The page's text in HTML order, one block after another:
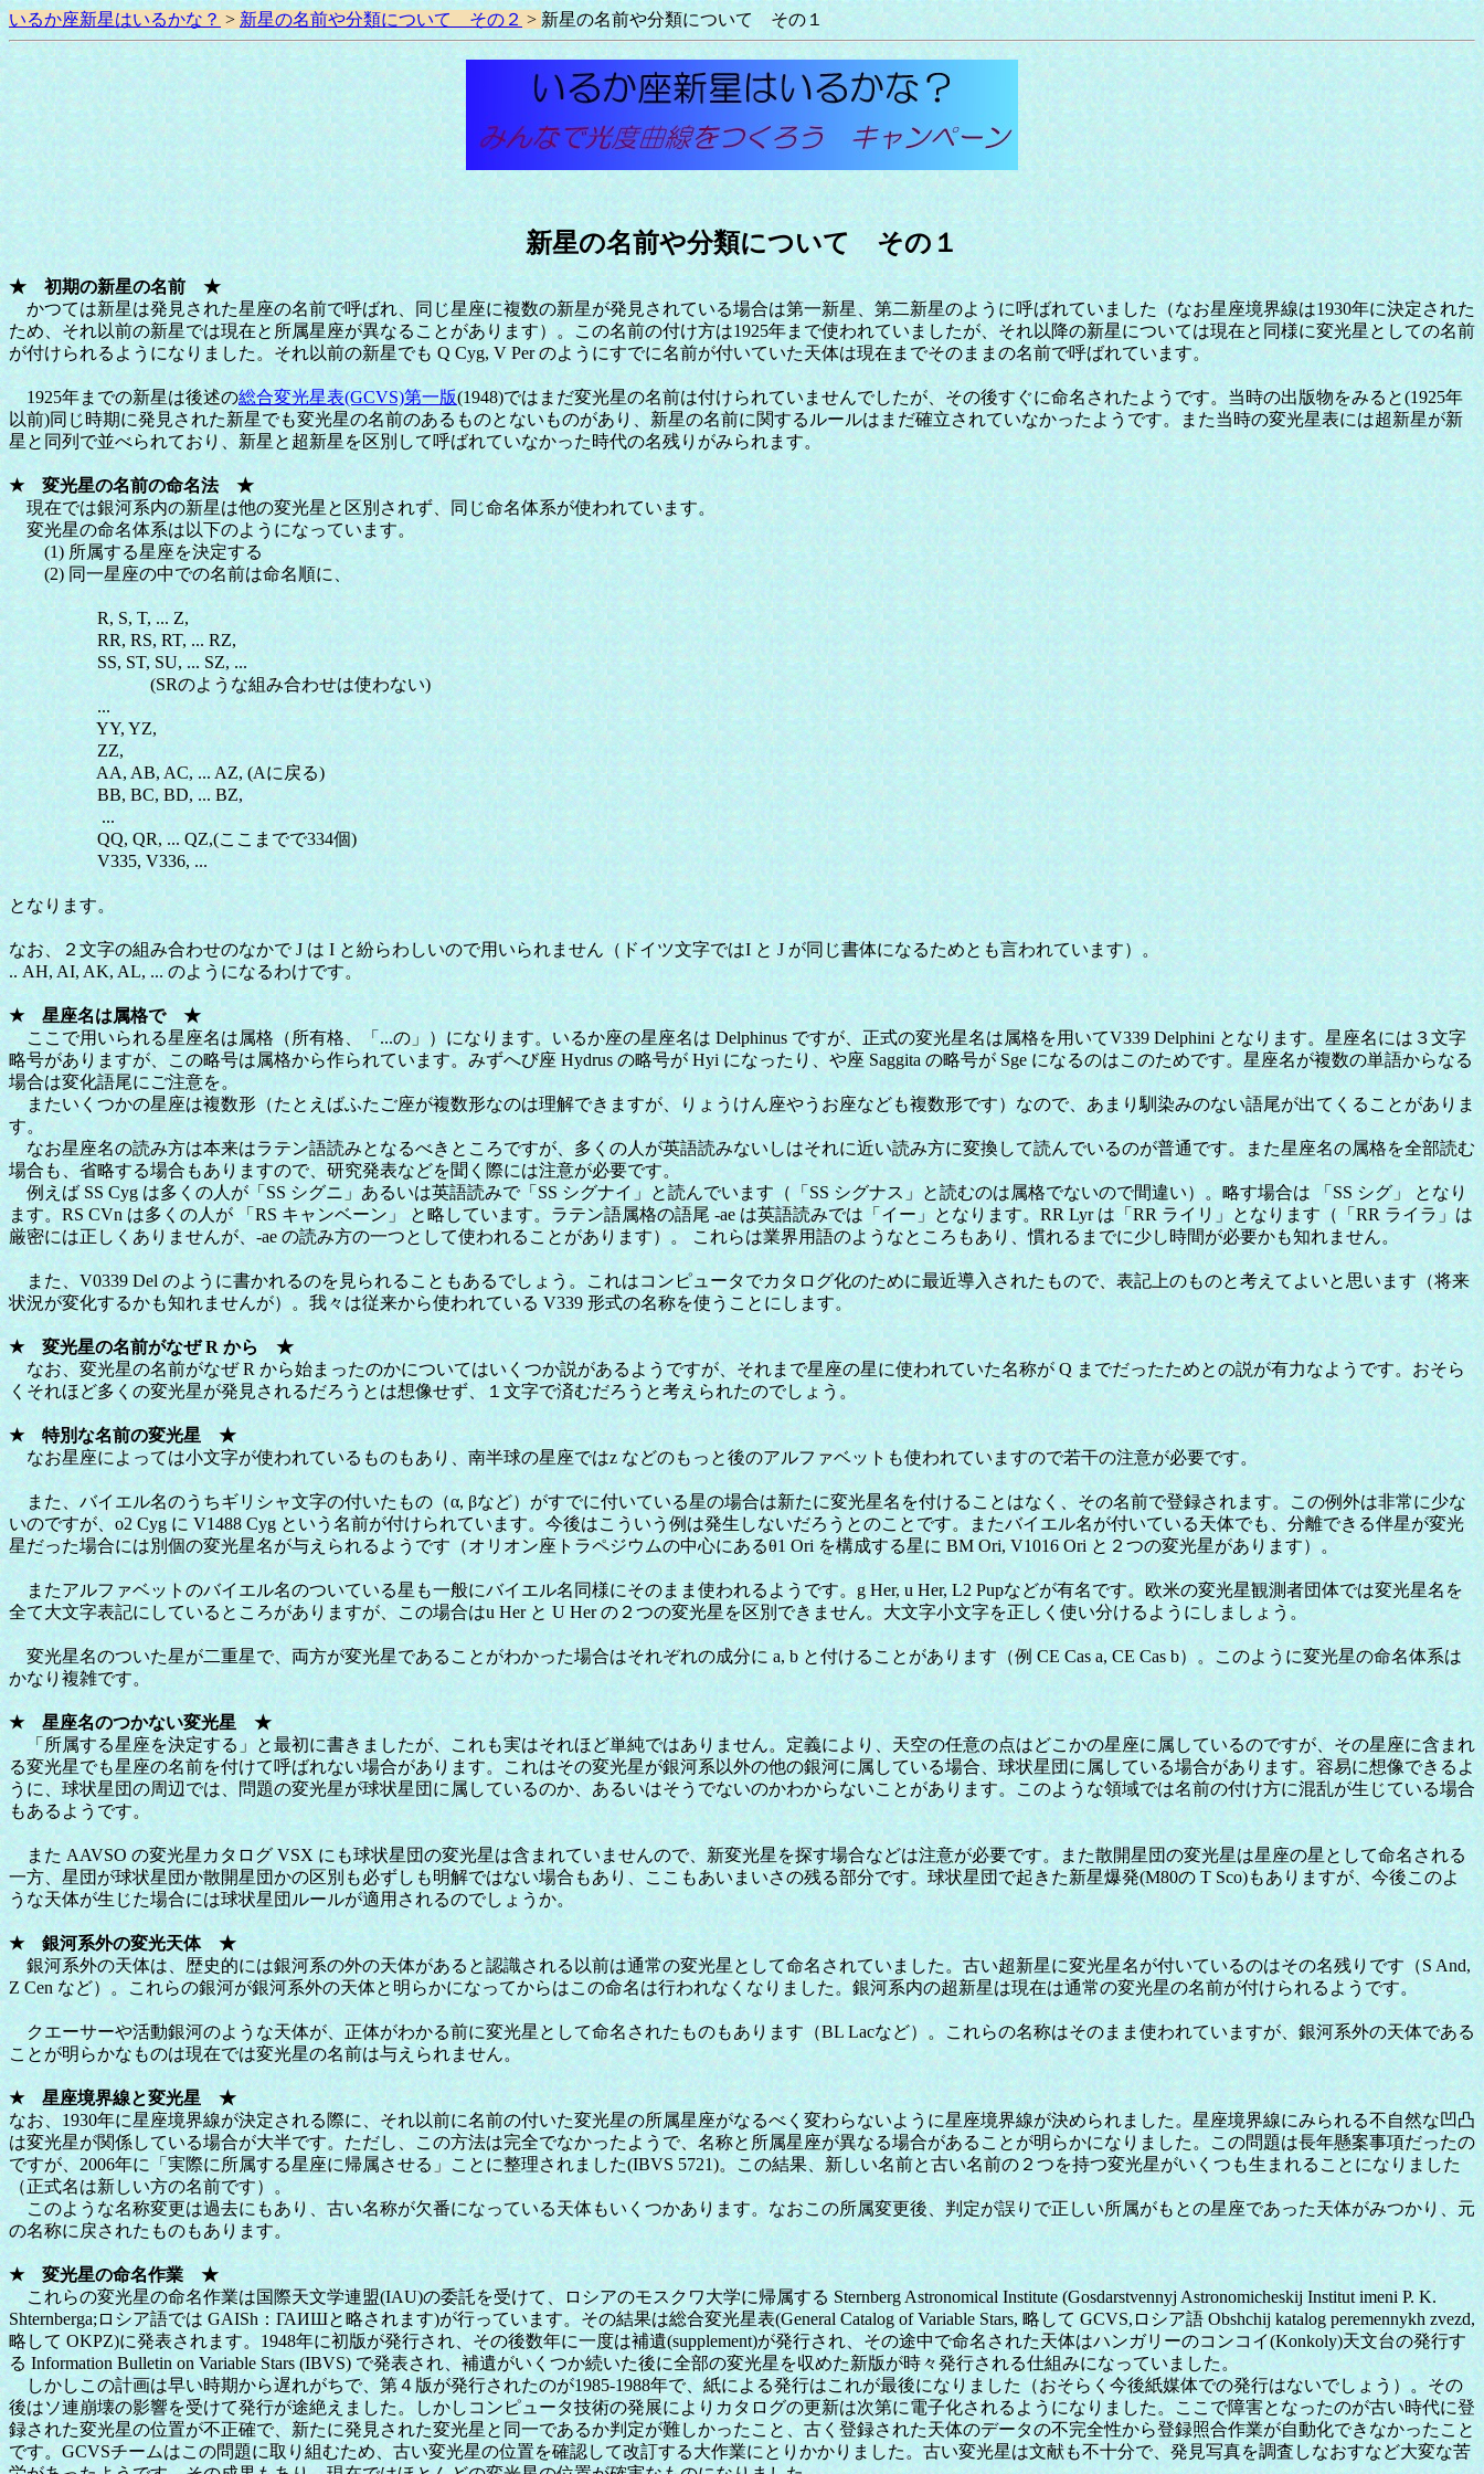
いるか座新星はいるかな？ > 新星の名前や分類について その２ > 新星の名前や分類について その１
新星の名前や分類について その１
★ 初期の新星の名前 ★
かつては新星は発見された星座の名前で呼ばれ、同じ星座に複数の新星が発見されている場合は第一新星、第二新星のように呼ばれていました（なお星座境界線は1930年に決定された
ため、それ以前の新星では現在と所属星座が異なることがあります）。この名前の付け方は1925年まで使われていましたが、それ以降の新星については現在と同様に変光星としての名前
が付けられるようになりました。それ以前の新星でも Q Cyg, V Per のようにすでに名前が付いていた天体は現在までそのままの名前で呼ばれています。
1925年までの新星は後述の総合変光星表(GCVS)第一版(1948)ではまだ変光星の名前は付けられていませんでしたが、その後すぐに命名されたようです。当時の出版物をみると(1925年
以前)同じ時期に発見された新星でも変光星の名前のあるものとないものがあり、新星の名前に関するルールはまだ確立されていなかったようです。また当時の変光星表には超新星が新
星と同列で並べられており、新星と超新星を区別して呼ばれていなかった時代の名残りがみられます。
★ 変光星の名前の命名法 ★
現在では銀河系内の新星は他の変光星と区別されず、同じ命名体系が使われています。
変光星の命名体系は以下のようになっています。
(1) 所属する星座を決定する
(2) 同一星座の中での名前は命名順に、
R, S, T, ... Z,
RR, RS, RT, ... RZ,
SS, ST, SU, ... SZ, ...
(SRのような組み合わせは使わない)
...
YY, YZ,
ZZ,
AA, AB, AC, ... AZ, (Aに戻る)
BB, BC, BD, ... BZ,
...
QQ, QR, ... QZ,(ここまでで334個)
V335, V336, ...
となります。
なお、２文字の組み合わせのなかで J は I と紛らわしいので用いられません（ドイツ文字ではI と J が同じ書体になるためとも言われています）。
.. AH, AI, AK, AL, ... のようになるわけです。
★ 星座名は属格で ★
ここで用いられる星座名は属格（所有格、「...の」）になります。いるか座の星座名は Delphinus ですが、正式の変光星名は属格を用いてV339 Delphini となります。星座名には３文字
略号がありますが、この略号は属格から作られています。みずへび座 Hydrus の略号が Hyi になったり、や座 Saggita の略号が Sge になるのはこのためです。星座名が複数の単語からなる
場合は変化語尾にご注意を。
またいくつかの星座は複数形（たとえばふたご座が複数形なのは理解できますが、りょうけん座やうお座なども複数形です）なので、あまり馴染みのない語尾が出てくることがありま
す。
なお星座名の読み方は本来はラテン語読みとなるべきところですが、多くの人が英語読みないしはそれに近い読み方に変換して読んでいるのが普通です。また星座名の属格を全部読む
場合も、省略する場合もありますので、研究発表などを聞く際には注意が必要です。
例えば SS Cyg は多くの人が「SS シグニ」あるいは英語読みで「SS シグナイ」と読んでいます（「SS シグナス」と読むのは属格でないので間違い）。略す場合は 「SS シグ」 となり
ます。RS CVn は多くの人が 「RS キャンベーン」 と略しています。ラテン語属格の語尾 -ae は英語読みでは「イー」となります。RR Lyr は「RR ライリ」となります（「RR ライラ」は
厳密には正しくありませんが、-ae の読み方の一つとして使われることがあります）。 これらは業界用語のようなところもあり、慣れるまでに少し時間が必要かも知れません。
また、V0339 Del のように書かれるのを見られることもあるでしょう。これはコンピュータでカタログ化のために最近導入されたもので、表記上のものと考えてよいと思います（将来
状況が変化するかも知れませんが）。我々は従来から使われている V339 形式の名称を使うことにします。
★ 変光星の名前がなぜ R から ★
なお、変光星の名前がなぜ R から始まったのかについてはいくつか説があるようですが、それまで星座の星に使われていた名称が Q までだったためとの説が有力なようです。おそら
くそれほど多くの変光星が発見されるだろうとは想像せず、１文字で済むだろうと考えられたのでしょう。
★ 特別な名前の変光星 ★
なお星座によっては小文字が使われているものもあり、南半球の星座ではz などのもっと後のアルファベットも使われていますので若干の注意が必要です。
また、バイエル名のうちギリシャ文字の付いたもの（α, βなど）がすでに付いている星の場合は新たに変光星名を付けることはなく、その名前で登録されます。この例外は非常に少な
いのですが、ο2 Cyg に V1488 Cyg という名前が付けられています。今後はこういう例は発生しないだろうとのことです。またバイエル名が付いている天体でも、分離できる伴星が変光
星だった場合には別個の変光星名が与えられるようです（オリオン座トラペジウムの中心にあるθ1 Ori を構成する星に BM Ori, V1016 Ori と２つの変光星があります）。
またアルファベットのバイエル名のついている星も一般にバイエル名同様にそのまま使われるようです。g Her, u Her, L2 Pupなどが有名です。欧米の変光星観測者団体では変光星名を
全て大文字表記にしているところがありますが、この場合はu Her と U Her の２つの変光星を区別できません。大文字小文字を正しく使い分けるようにしましょう。
変光星名のついた星が二重星で、両方が変光星であることがわかった場合はそれぞれの成分に a, b と付けることがあります（例 CE Cas a, CE Cas b）。このように変光星の命名体系は
かなり複雑です。
★ 星座名のつかない変光星 ★
「所属する星座を決定する」と最初に書きましたが、これも実はそれほど単純ではありません。定義により、天空の任意の点はどこかの星座に属しているのですが、その星座に含まれ
る変光星でも星座の名前を付けて呼ばれない場合があります。これはその変光星が銀河系以外の他の銀河に属している場合、球状星団に属している場合があります。容易に想像できるよ
うに、球状星団の周辺では、問題の変光星が球状星団に属しているのか、あるいはそうでないのかわからないことがあります。このような領域では名前の付け方に混乱が生じている場合
もあるようです。
また AAVSO の変光星カタログ VSX にも球状星団の変光星は含まれていませんので、新変光星を探す場合などは注意が必要です。また散開星団の変光星は星座の星として命名される
一方、星団が球状星団か散開星団かの区別も必ずしも明解ではない場合もあり、ここもあいまいさの残る部分です。球状星団で起きた新星爆発(M80の T Sco)もありますが、今後このよ
うな天体が生じた場合には球状星団ルールが適用されるのでしょうか。
★ 銀河系外の変光天体 ★
銀河系外の天体は、歴史的には銀河系の外の天体があると認識される以前は通常の変光星として命名されていました。古い超新星に変光星名が付いているのはその名残りです（S And,
Z Cen など）。これらの銀河が銀河系外の天体と明らかになってからはこの命名は行われなくなりました。銀河系内の超新星は現在は通常の変光星の名前が付けられるようです。
クエーサーや活動銀河のような天体が、正体がわかる前に変光星として命名されたものもあります（BL Lacなど）。これらの名称はそのまま使われていますが、銀河系外の天体である
ことが明らかなものは現在では変光星の名前は与えられません。
★ 星座境界線と変光星 ★
なお、1930年に星座境界線が決定される際に、それ以前に名前の付いた変光星の所属星座がなるべく変わらないように星座境界線が決められました。星座境界線にみられる不自然な凹凸
は変光星が関係している場合が大半です。ただし、この方法は完全でなかったようで、名称と所属星座が異なる場合があることが明らかになりました。この問題は長年懸案事項だったの
ですが、2006年に「実際に所属する星座に帰属させる」ことに整理されました(IBVS 5721)。この結果、新しい名前と古い名前の２つを持つ変光星がいくつも生まれることになりました
（正式名は新しい方の名前です）。
このような名称変更は過去にもあり、古い名称が欠番になっている天体もいくつかあります。なおこの所属変更後、判定が誤りで正しい所属がもとの星座であった天体がみつかり、元
の名称に戻されたものもあります。
★ 変光星の命名作業 ★
これらの変光星の命名作業は国際天文学連盟(IAU)の委託を受けて、ロシアのモスクワ大学に帰属する Sternberg Astronomical Institute (Gosdarstvennyj Astronomicheskij Institut imeni P. K.
Shternberga;ロシア語では GAISh：ГАИШと略されます)が行っています。その結果は総合変光星表(General Catalog of Variable Stars, 略して GCVS,ロシア語 Obshchij katalog peremennykh zvezd,
略して OKPZ)に発表されます。1948年に初版が発行され、その後数年に一度は補遺(supplement)が発行され、その途中で命名された天体はハンガリーのコンコイ(Konkoly)天文台の発行す
る Information Bulletin on Variable Stars (IBVS) で発表され、補遺がいくつか続いた後に全部の変光星を収めた新版が時々発行される仕組みになっていました。
しかしこの計画は早い時期から遅れがちで、第４版が発行されたのが1985-1988年で、紙による発行はこれが最後になりました（おそらく今後紙媒体での発行はないでしょう）。その
後はソ連崩壊の影響を受けて発行が途絶えました。しかしコンピュータ技術の発展によりカタログの更新は次第に電子化されるようになりました。ここで障害となったのが古い時代に登
録された変光星の位置が不正確で、新たに発見された変光星と同一であるか判定が難しかったこと、古く登録された天体のデータの不完全性から登録照合作業が自動化できなかったこと
です。GCVSチームはこの問題に取り組むため、古い変光星の位置を確認して改訂する大作業にとりかかりました。古い変光星は文献も不十分で、発見写真を調査しなおすなど大変な苦